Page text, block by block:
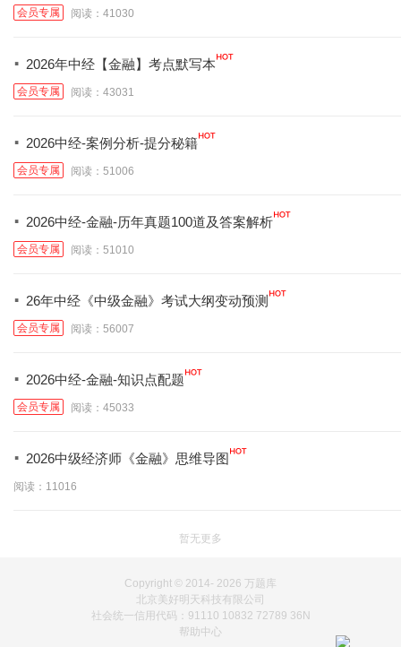
会员专属 阅读：41030
· 2026年中经【金融】考点默写本
会员专属 阅读：43031
· 2026中经-案例分析-提分秘籍
会员专属 阅读：51006
· 2026中经-金融-历年真题100道及答案解析
会员专属 阅读：51010
· 26年中经《中级金融》考试大纲变动预测
会员专属 阅读：56007
· 2026中经-金融-知识点配题
会员专属 阅读：45033
· 2026中级经济师《金融》思维导图
阅读：11016
暂无更多
Copyright © 2014- 2026 万题库
北京美好明天科技有限公司
社会统一信用代码：91110 10832 72789 36N
帮助中心